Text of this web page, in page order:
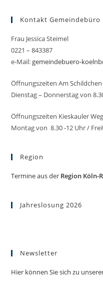
Kontakt Gemeindebüro
Frau Jessica Steimel
0221 – 843387
e-Mail:gemeindebuero-
Öffnungszeiten Am
Dienstag – Donnerstag von
Öffnungszeiten Kieskauler
Montag von 8.30 -12 Uhr /
Region
Termine aus der Region Köln-
Jahreslosung 2026
Newsletter
Hier können Sie sich zu